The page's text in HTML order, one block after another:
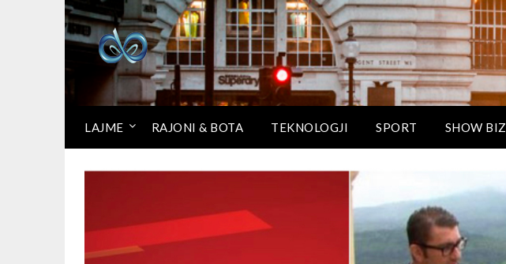
LAJME RAJONI & BOTA TEKNOLOGJI SPORT SHOW BIZ